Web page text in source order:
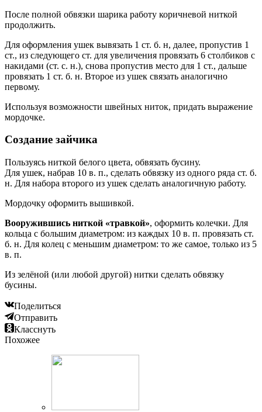
После полной обвязки шарика работу коричневой ниткой
продолжить.
Для оформления ушек вывязать 1 ст. б. н, далее, пропустив 1
ст., из следующего ст. для увеличения провязать 6 столбиков с
накидами (ст. с. н.), снова пропустив место для 1 ст., дальше
провязать 1 ст. б. н. Второе из ушек связать аналогично
первому.
Используя возможности швейных ниток, придать выражение
мордочке.
Создание зайчика
Пользуясь ниткой белого цвета, обвязать бусину.
Для ушек, набрав 10 в. п., сделать обвязку из одного ряда ст. б.
н. Для набора второго из ушек сделать аналогичную работу.
Мордочку оформить вышивкой.
Вооружившись ниткой «травкой», оформить колечки. Для
кольца с большим диаметром: из каждых 10 в. п. провязать ст.
б. н. Для колец с меньшим диаметром: то же самое, только из 5
в. п.
Из зелёной (или любой другой) нитки сделать обвязку
бусины.
Поделиться
Отправить
Класснуть
Похожее